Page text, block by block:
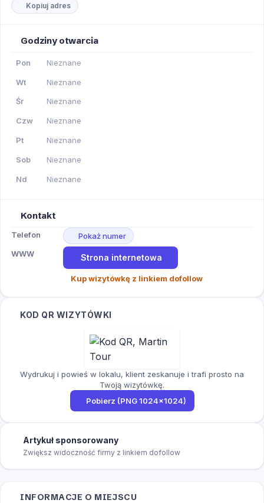
Kopiuj adres
Godziny otwarcia
Pon Nieznane
Wt Nieznane
Śr Nieznane
Czw Nieznane
Pt Nieznane
Sob Nieznane
Nd Nieznane
Kontakt
Telefon
Pokaż numer
WWW
Strona internetowa
Kup wizytówkę z linkiem dofollow
KOD QR WIZYTÓWKI
Wydrukuj i powieś w lokalu, klient zeskanuje i trafi prosto na
Twoją wizytówkę.
Pobierz (PNG 1024×1024)
Artykuł sponsorowany
Zwiększ widoczność firmy z linkiem dofollow
INFORMACJE O MIEJSCU